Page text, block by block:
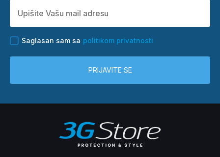
Saglasan sam sa politikom privatnosti
PRIJAVITE SE